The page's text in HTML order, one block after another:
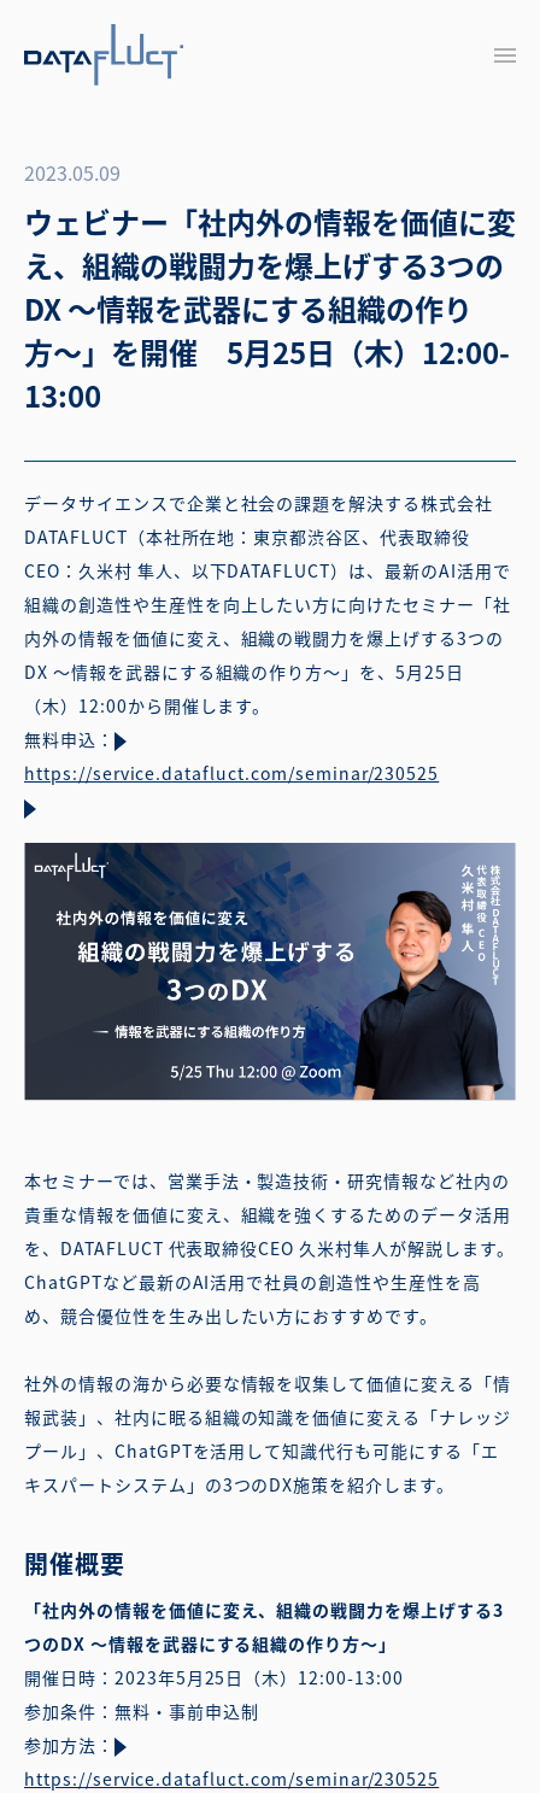
2023.05.09
ウェビナー「社内外の情報を価値に変
え、組織の戦闘力を爆上げする3つの
DX 〜情報を武器にする組織の作り
方〜」を開催 5月25日（木）12:00-
13:00
データサイエンスで企業と社会の課題を解決する株式会社
DATAFLUCT（本社所在地：東京都渋谷区、代表取締役
CEO：久米村 隼人、以下DATAFLUCT）は、最新のAI活用で
組織の創造性や生産性を向上したい方に向けたセミナー「社
内外の情報を価値に変え、組織の戦闘力を爆上げする3つの
DX 〜情報を武器にする組織の作り方〜」を、5月25日
（木）12:00から開催します。
無料申込：
https://service.datafluct.com/seminar/230525
本セミナーでは、営業手法・製造技術・研究情報など社内の
貴重な情報を価値に変え、組織を強くするためのデータ活用
を、DATAFLUCT 代表取締役CEO 久米村隼人が解説します。
ChatGPTなど最新のAI活用で社員の創造性や生産性を高
め、競合優位性を生み出したい方におすすめです。
社外の情報の海から必要な情報を収集して価値に変える「情
報武装」、社内に眠る組織の知識を価値に変える「ナレッジ
プール」、ChatGPTを活用して知識代行も可能にする「エ
キスパートシステム」の3つのDX施策を紹介します。
開催概要
「社内外の情報を価値に変え、組織の戦闘力を爆上げする3
つのDX 〜情報を武器にする組織の作り方〜」
開催日時：2023年5月25日（木）12:00-13:00
参加条件：無料・事前申込制
参加方法：
https://service.datafluct.com/seminar/230525